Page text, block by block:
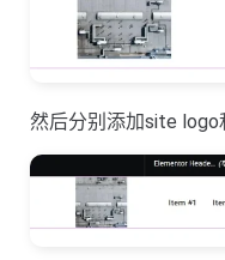
然后分别添加site logo